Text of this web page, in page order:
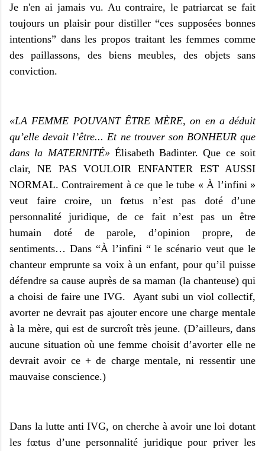
Je n'en ai jamais vu. Au contraire, le patriarcat se fait
toujours un plaisir pour distiller “ces supposées bonnes
intentions” dans les propos traitant les femmes comme
des paillassons, des biens meubles, des objets sans
conviction.
«LA FEMME POUVANT ÊTRE MÈRE, on en a déduit
qu’elle devait l’être... Et ne trouver son BONHEUR que
dans la MATERNITÉ» Élisabeth Badinter. Que ce soit
clair, NE PAS VOULOIR ENFANTER EST AUSSI
NORMAL. Contrairement à ce que le tube « À l’infini »
veut faire croire, un fœtus n’est pas doté d’une
personnalité juridique, de ce fait n’est pas un être
humain doté de parole, d’opinion propre, de
sentiments… Dans “À l’infini “ le scénario veut que le
chanteur emprunte sa voix à un enfant, pour qu’il puisse
défendre sa cause auprès de sa maman (la chanteuse) qui
a choisi de faire une IVG. Ayant subi un viol collectif,
avorter ne devrait pas ajouter encore une charge mentale
à la mère, qui est de surcroît très jeune. (D’ailleurs, dans
aucune situation où une femme choisit d’avorter elle ne
devrait avoir ce + de charge mentale, ni ressentir une
mauvaise conscience.)
Dans la lutte anti IVG, on cherche à avoir une loi dotant
les fœtus d’une personnalité juridique pour priver les